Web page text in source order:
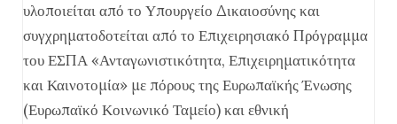
υλοποιείται από το Υπουργείο Δικαιοσύνης και
συγχρηματοδοτείται από το Επιχειρησιακό Πρόγραμμα
του ΕΣΠΑ «Ανταγωνιστικότητα, Επιχειρηματικότητα
και Καινοτομία» με πόρους της Ευρωπαϊκής Ένωσης
(Ευρωπαϊκό Κοινωνικό Ταμείο) και εθνική